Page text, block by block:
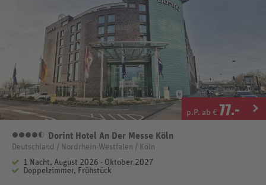
p.P. ab € 77.-
4,5 Sterne
Dorint Hotel An Der Messe Köln
Deutschland / Nordrhein-Westfalen / Köln
1 Nacht, August 2026 - Oktober 2027
Doppelzimmer, Frühstück